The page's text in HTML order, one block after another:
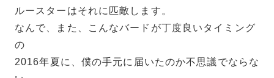
ルースターはそれに匹敵します。
なんで、また、こんなバードが丁度良いタイミング
の
2016年夏に、僕の手元に届いたのか不思議でならな